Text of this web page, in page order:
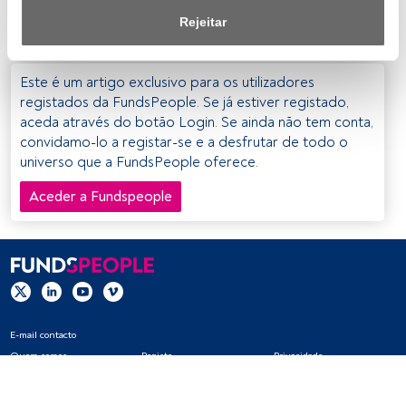
fornecer:
Utilizar dados de localização geográfica precisa. Analisar
ativamente as características do dispositivo para sua
identificação. Armazenar as informações num dispositivo
e/ou aceder às mesmas. Publicidade e conteúdo
personalizados, medição de publicidade e conteúdo,
pesquisa de audiência e desenvolvimento de serviços.
Rejeitar
Para mais informações consulteaqui.
Este é um artigo exclusivo para os utilizadores
registados da FundsPeople. Se já estiver registado,
aceda através do botão Login. Se ainda não tem conta,
convidamo-lo a registar-se e a desfrutar de todo o
universo que a FundsPeople oferece.
Aceder a Fundspeople
E-mail contacto
Quem somos
Registo
Privacidade